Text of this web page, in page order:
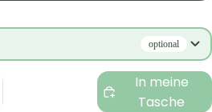
optional
In meine
Tasche